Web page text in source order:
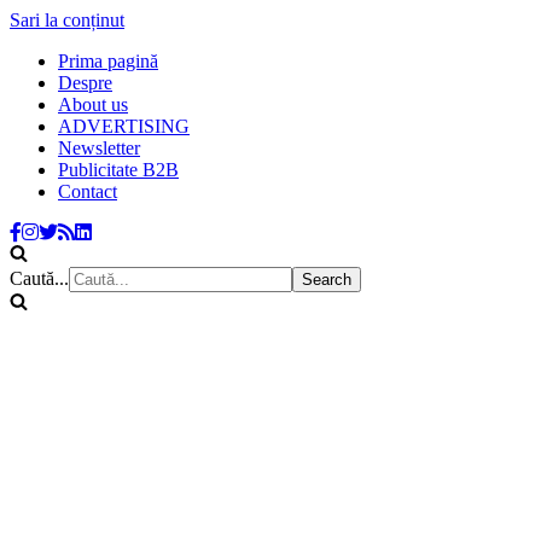
Sari la conținut
Prima pagină
Despre
About us
ADVERTISING
Newsletter
Publicitate B2B
Contact
Caută...